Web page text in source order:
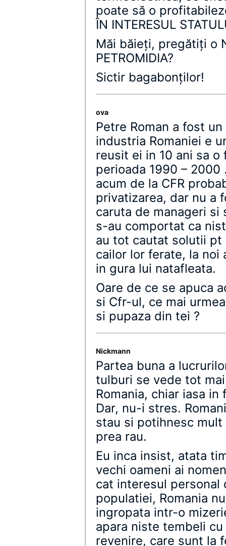
poate să o
ÎN INTERESUL
Măi băieţi, pregătiţi o
PETROMIDIA?
Sictir bagabonţilor!
ova
Petre Roman a fost
industria Romaniei e
reusit ei in 10 ani sa
perioada 1990 –
acum de la CFR
privatizarea, dar nu a
caruta de manageri si
s-au comportat ca
au tot cautat solutii pt
cailor lor ferate, la noi
in gura lui natafleata.
Oare de ce se apuca
si Cfr-ul, ce mai
si pupaza din tei ?
Nickmann
Partea buna a
tulburi se vede tot
Romania, chiar iasa
Dar, nu-i stres.
stau si potihnesc
prea rau.
Eu inca insist, atata
vechi oameni ai
cat interesul personal
populatiei, Romania
ingropata intr-o
apara niste tembeli
revenire, care sunt la